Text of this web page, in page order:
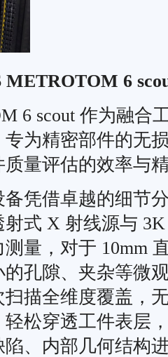
METROTOM 6
6 scout 作为融合
为精密部件的无
量评估的效率与
凭借卓越的细节
射式 X 射线源与
量，对于 10mm
孔隙、夹杂等微
描全维度覆盖，
松穿透工件表层
、内部几何结构